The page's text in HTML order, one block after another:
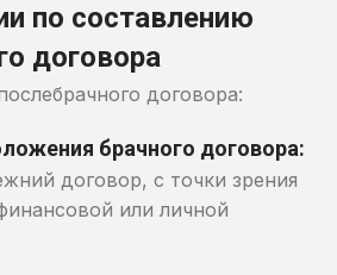
по составлению
договора
договора:
брачного договора:
договор, с точки зрения
или личной